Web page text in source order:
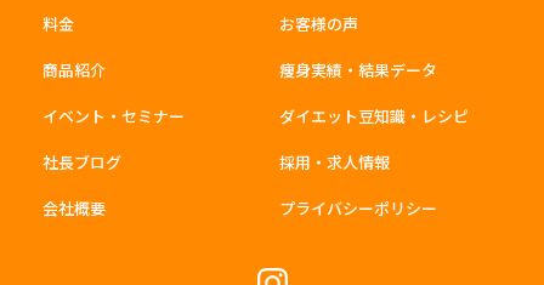
料金
お客様の声
商品紹介
痩身実績・結果データ
イベント・セミナー
ダイエット豆知識・レシピ
社長ブログ
採用・求人情報
会社概要
プライバシーポリシー